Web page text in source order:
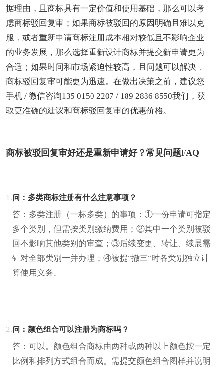
据理由，且商标具有一定价值和使用基础，那么可以考
虑商标驳回复审；如果商标被驳回的原因明确且难以克
服，或者重新申请商标注册成本相对较低且不影响企业
的业务发展，那么选择重新设计商标并提交新申请更为
合适；如果时间和市场紧迫性较高，且问题可以解决，
商标驳回复审可能更为迅速。在做出决策之前，建议您
手机 / 微信咨询135 0150 2207 / 189 2886 8550我们，获
取更准确的建议和商标驳回复审的优惠价格。
商标被驳回复审好还是重新申请好？常见问题FAQ
1.问：多类商标注册有什么注意事项？
答：多类注册（一标多类）的事项：①一份申请可指定
多个类别，但需按类别缴纳费用；②其中一个类别被驳
回不影响其他类别的审查；③后续变更、转让、续展需
针对全部类别一并办理；④被提"撤三"时各类别独立计
算使用义务。
2.问：颜色组合可以注册为商标吗？
答：可以。颜色组合商标由两种或两种以上颜色按一定
比例和排列方式组合而成。需提交颜色组合图样并说明